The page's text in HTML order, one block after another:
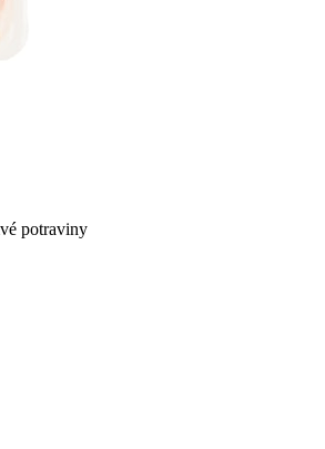
potraviny